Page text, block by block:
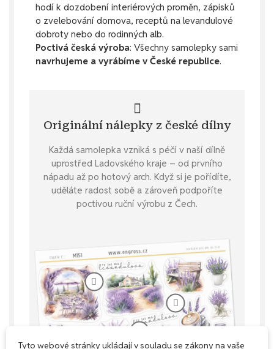
hodí k dozdobení interiérových proměn, zápisků
o zvelebování domova, receptů na levandulové
dobroty nebo do rodinných alb.
Poctivá česká výroba: Všechny samolepky sami
navrhujeme a vyrábíme v České republice.
Originální nálepky z české dílny
Každá samolepka vzniká s péčí v naší dílně
uprostřed Ladovského kraje – od prvního
nápadu až po hotový arch. Když si je pořídíte,
uděláte radost sobě a zároveň podpoříte
poctivou ruční výrobu z Čech.
Tyto webové stránky ukládají v souladu se zákony na vaše